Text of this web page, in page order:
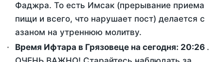
Фаджра. То есть Имсак (прерывание приема
пищи и всего, что нарушает пост) делается с
азаном на утреннюю молитву.
Время Ифтара в Грязовеце на сегодня: 20:26 .